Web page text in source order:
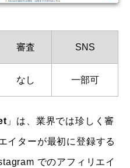
審査 SNS
なし 一部可
」は、業界では珍しく審
イターが最初に登録する
でのアフィリエイ